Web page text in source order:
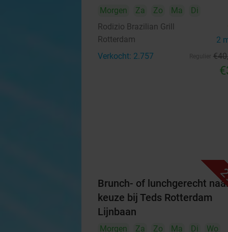
Morgen Za Zo Ma
Di
Rodizio Brazilian Grill
Rotterdam 2
Verkocht: 2.757 €40
Brunch- of lunchgerecht
keuze bij Teds Rotterdam
Lijnbaan
Morgen Za Zo Ma Di
Wo